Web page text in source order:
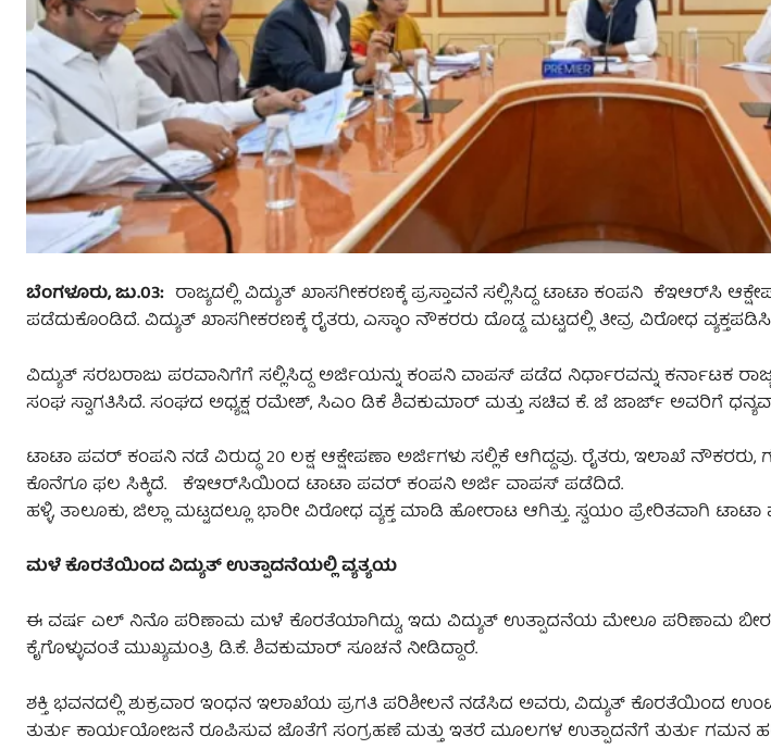
ಬೆಂಗಳೂರು, ಜು.03: ರಾಜ್ಯದಲ್ಲಿ ವಿದ್ಯುತ್ ಖಾಸಗೀಕರಣಕ್ಕೆ ಪ್ರಸ್ತಾವನೆ ಸಲ್ಲಿಸಿದ್ದ ಟಾಟಾ ಕಂಪನಿ ಕೆಇಆರ್‌ಸಿ
ಪಡೆದುಕೊಂಡಿದೆ. ವಿದ್ಯುತ್ ಖಾಸಗೀಕರಣಕ್ಕೆ ರೈತರು, ಎಸ್ಕಾಂ ನೌಕರರು ದೊಡ್ಡ ಮಟ್ಟದಲ್ಲಿ ತೀವ್ರ ವಿರೋಧ
ವಿದ್ಯುತ್ ಸರಬರಾಜು ಪರವಾನಿಗೆಗೆ ಸಲ್ಲಿಸಿದ್ದ ಅರ್ಜಿಯನ್ನು ಕಂಪನಿ ವಾಪಸ್ ಪಡೆದ ನಿರ್ಧಾರವನ್ನು ಕರ್ನಾಟಕ
ಸಂಘ ಸ್ವಾಗತಿಸಿದೆ. ಸಂಘದ ಅಧ್ಯಕ್ಷ ರಮೇಶ್​​, ಸಿಎಂ ಡಿಕೆ ಶಿವಕುಮಾರ್ ಮತ್ತು ಸಚಿವ ಕೆ. ಜೆ ಜಾರ್ಜ್ ಅವರಿಗೆ
ಟಾಟಾ ಪವರ್ ಕಂಪನಿ ನಡೆ ವಿರುದ್ಧ 20 ಲಕ್ಷ ಆಕ್ಷೇಪಣಾ ಅರ್ಜಿಗಳು ಸಲ್ಲಿಕೆ ಆಗಿದ್ದವು. ರೈತರು, ಇಲಾಖೆ ನೌಕರರು,
ಕೊನೆಗೂ ಫಲ ಸಿಕ್ಕಿದೆ. ಕೆಇಆರ್‌ಸಿಯಿಂದ ಟಾಟಾ ಪವರ್ ಕಂಪನಿ ಅರ್ಜಿ ವಾಪಸ್ ಪಡೆದಿದೆ.
ಹಳ್ಳಿ, ತಾಲೂಕು, ಜಿಲ್ಲಾ ಮಟ್ಟದಲ್ಲೂ ಭಾರೀ ವಿರೋಧ ವ್ಯಕ್ತ ಮಾಡಿ ಹೋರಾಟ ಆಗಿತ್ತು. ಸ್ವಯಂ ಪ್ರೇರಿತವಾಗಿ
ಮಳೆ ಕೊರತೆಯಿಂದ ವಿದ್ಯುತ್‌ ಉತ್ಪಾದನೆಯಲ್ಲಿ ವ್ಯತ್ಯಯ
ಈ ವರ್ಷ ಎಲ್ ನಿನೊ ಪರಿಣಾಮ ಮಳೆ ಕೊರತೆಯಾಗಿದ್ದು, ಇದು ವಿದ್ಯುತ್ ಉತ್ಪಾದನೆಯ ಮೇಲೂ ಪರಿಣಾಮ
ಕೈಗೊಳ್ಳುವಂತೆ ಮುಖ್ಯಮಂತ್ರಿ ಡಿ.ಕೆ. ಶಿವಕುಮಾರ್ ಸೂಚನೆ ನೀಡಿದ್ದಾರೆ.
ಶಕ್ತಿ ಭವನದಲ್ಲಿ ಶುಕ್ರವಾರ ಇಂಧನ ಇಲಾಖೆಯ ಪ್ರಗತಿ ಪರಿಶೀಲನೆ ನಡೆಸಿದ ಅವರು, ವಿದ್ಯುತ್ ಕೊರತೆಯಿಂದ
ತುರ್ತು ಕಾರ್ಯಯೋಜನೆ ರೂಪಿಸುವ ಜೊತೆಗೆ ಸಂಗ್ರಹಣೆ ಮತ್ತು ಇತರೆ ಮೂಲಗಳ ಉತ್ಪಾದನೆಗೆ ತುರ್ತು ಗಮನ